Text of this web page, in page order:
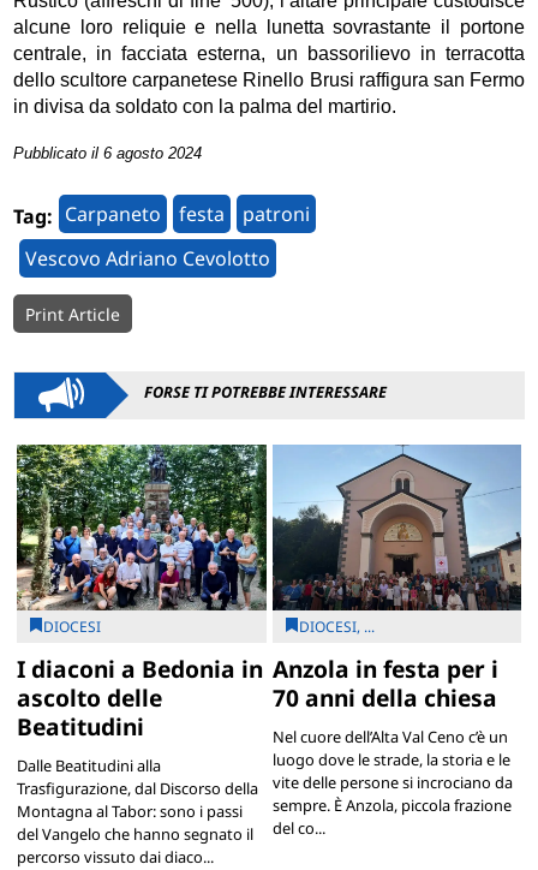
alcune loro reliquie e nella lunetta sovrastante il portone
centrale, in facciata esterna, un bassorilievo in terracotta
dello scultore carpanetese Rinello Brusi raffigura san Fermo
in divisa da soldato con la palma del martirio.
Pubblicato il 6 agosto 2024
Tag: Carpaneto festa
patroni
Vescovo Adriano Cevolotto
Print Article
FORSE TI POTREBBE INTERESSARE
DIOCESI
I diaconi a Bedonia in
ascolto delle
Beatitudini
Dalle Beatitudini alla
Trasfigurazione, dal Discorso della
Montagna al Tabor: sono i passi
del Vangelo che hanno segnato il
percorso vissuto dai diaco...
DIOCESI, ...
Anzola in festa per i
70 anni della chiesa
Nel cuore dell’Alta Val Ceno c’è un
luogo dove le strade, la storia e le
vite delle persone si incrociano da
sempre. È Anzola, piccola frazione
del co...